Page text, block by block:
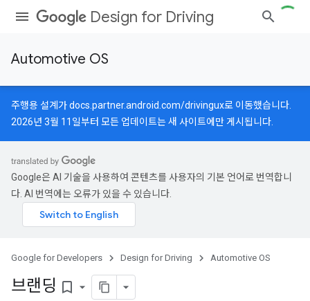
Design for Driving
Automotive OS
주행용 설계가docs.partner.android.com/drivingux로 이동했습니다.
2026년 3월 11일부터 모든 업데이트는 새 사이트에만 게시됩니다.
Google은 AI 기술을 사용하여 콘텐츠를 사용자의 기본 언어로 번역합니
다. AI 번역에는 오류가 있을 수 있습니다.
Google for Developers Design for Driving Automotive OS
브랜딩 bookmark_border